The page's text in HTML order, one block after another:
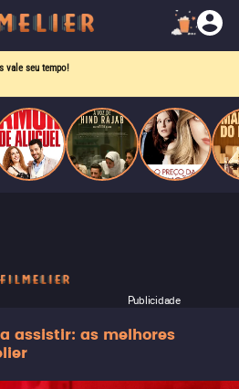
vale seu tempo!
Publicidade
assistir: as melhores